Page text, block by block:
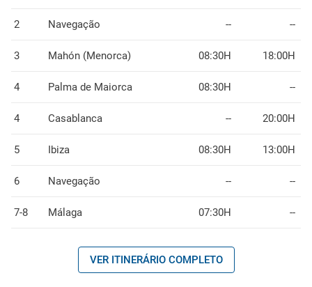
2 Navegação -- --
3 Mahón (Menorca) 08:30H 18:00H
4 Palma de Maiorca 08:30H --
4 Casablanca -- 20:00H
5 Ibiza 08:30H 13:00H
6 Navegação -- --
7-8 Málaga 07:30H --
VER ITINERÁRIO COMPLETO